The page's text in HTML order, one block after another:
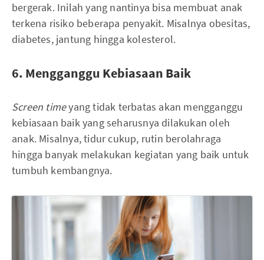
bergerak. Inilah yang nantinya bisa membuat anak
terkena risiko beberapa penyakit. Misalnya obesitas,
diabetes, jantung hingga kolesterol.
6. Mengganggu Kebiasaan Baik
Screen timeyang tidak terbatas akan mengganggu
kebiasaan baik yang seharusnya dilakukan oleh
anak. Misalnya, tidur cukup, rutin berolahraga
hingga banyak melakukan kegiatan yang baik untuk
tumbuh kembangnya.